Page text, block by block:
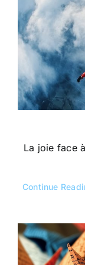
La joie face
Continue